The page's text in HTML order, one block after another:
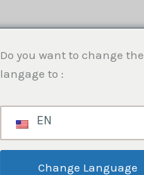
Do you want to change the
langage to :
EN
Change Language